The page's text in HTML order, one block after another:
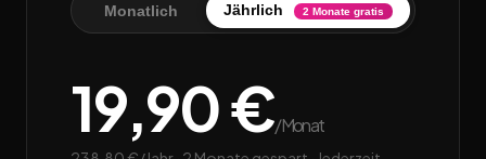
Monatlich Jährlich 2 Monate gratis
19,90 €/Monat